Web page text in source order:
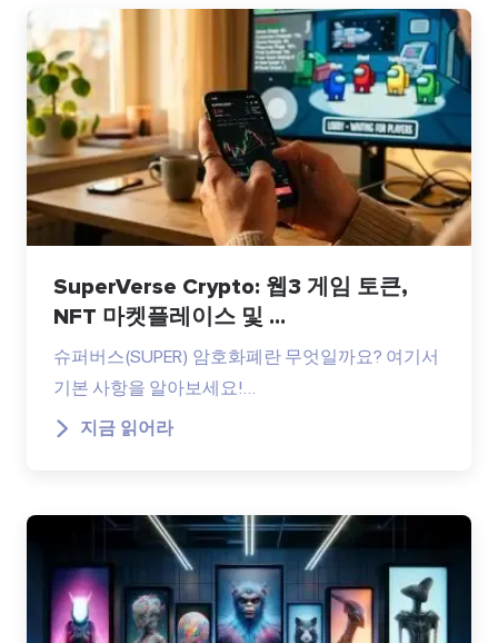
SuperVerse Crypto: 웹3 게임 토큰,
NFT 마켓플레이스 및 ...
슈퍼버스(SUPER) 암호화폐란 무엇일까요? 여기서
기본 사항을 알아보세요!…
지금 읽어라